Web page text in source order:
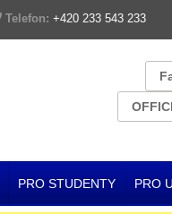
Telefon: +420 233 543 233
PRO STUDENTY PRO